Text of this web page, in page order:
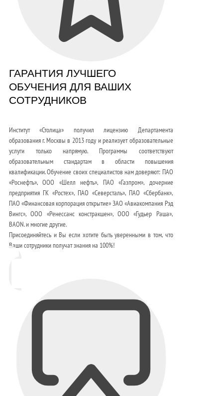
ГАРАНТИЯ ЛУЧШЕГО
ОБУЧЕНИЯ ДЛЯ ВАШИХ
СОТРУДНИКОВ
Институт «Столица» получил лицензию Департамента
образования г. Москвы в 2013 году и реализует образовательные
услуги только напрямую. Программы соответствуют
образовательным стандартам в области повышения
квалификации. Обучение своих специалистов нам доверяют: ПАО
«Роснефть», ООО «Шелл нефть», ПАО «Газпром», дочерние
предприятия ГК «Ростех», ПАО «Северсталь», ПАО «Сбербанк»,
ПАО «Финансовая корпорация открытие» ЗАО «Авиакомпания Рэд
Вингс», ООО «Ренессанс констракшен», ООО «Гудьер Раша»,
BAON. и многие другие.
Присоединяйтесь и Вы если хотите быть уверенными в том, что
Ваши сотрудники получат знания на 100%!